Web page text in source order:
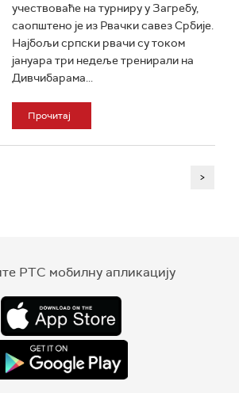
учествоваће на турниру у Загребу,
саопштено је из Рвачки савез Србије.
Најбољи српски рвачи су током
јануара три недеље тренирали на
Дивчибарама...
Прочитај
>
РТС мобилну апликацију